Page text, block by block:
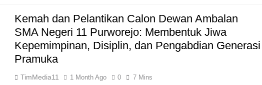
Kemah dan Pelantikan Calon Dewan Ambalan
SMA Negeri 11 Purworejo: Membentuk Jiwa
Kepemimpinan, Disiplin, dan Pengabdian Generasi
Pramuka
TimMedia11 1 Month Ago 0 7 Mins